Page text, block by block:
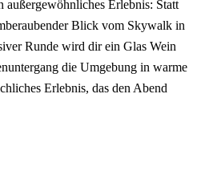
außergewöhnliches Erlebnis: Statt
Blick vom Skywalk in
Runde wird dir ein Glas Wein
die Umgebung in warme
Erlebnis, das den Abend